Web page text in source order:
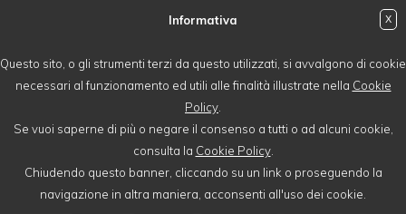
Informativa
Questo sito, o gli strumenti terzi da questo utilizzati, si avvalgono di cookie
necessari al funzionamento ed utili alle finalità illustrate nella Cookie
Policy
Se vuoi saperne di più o negare il consenso a tutti o ad alcuni cookie,
consulta la Cookie Policy.
Chiudendo questo banner, cliccando su un link o proseguendo la
navigazione in altra maniera, acconsenti all'uso dei cookie.
X